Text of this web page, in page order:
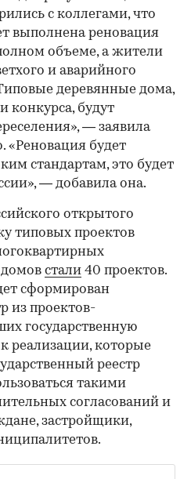
с коллегами, что
выполнена реновация
объеме, а жители
и аварийного
деревянные дома,
конкурса, будут
— заявила
«Реновация будет
стандартам, это будет
— добавила она.
открытого
типовых проектов
стали 40 проектов.
сформирован
из проектов-
государственную
реализации, которые
реестр
такими
согласований и
застройщики,